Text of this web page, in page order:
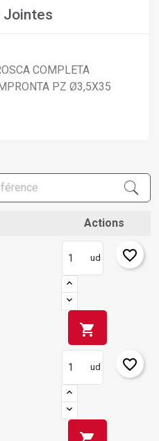
Jointes
COMPLETA
PZ Ø3,5X35
Actions
ud
shopping_cart
favorite_border
ud favorite_border